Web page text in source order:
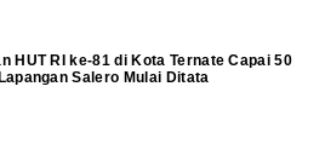
HUT RI ke-81 di Kota Ternate Capai 50
Salero Mulai Ditata